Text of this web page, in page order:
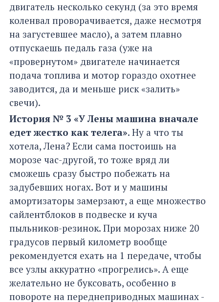
двигатель несколько секунд (за это время
коленвал проворачивается, даже несмотря
на загустевшее масло), а затем плавно
отпускаешь педаль газа (уже на
«провернутом» двигателе начинается
подача топлива и мотор гораздо охотнее
заводится, да и меньше риск «залить»
свечи).
История № 3 «У Лены машина вначале
едет жестко как телега». Ну а что ты
хотела, Лена? Если сама постоишь на
морозе час-другой, то тоже вряд ли
сможешь сразу быстро побежать на
задубевших ногах. Вот и у машины
амортизаторы замерзают, а еще множество
сайлентблоков в подвеске и куча
пыльников-резинок. При морозах ниже 20
градусов первый километр вообще
рекомендуется ехать на 1 передаче, чтобы
все узлы аккуратно «прогрелись». А еще
желательно не буксовать, особенно в
повороте на переднеприводных машинах -